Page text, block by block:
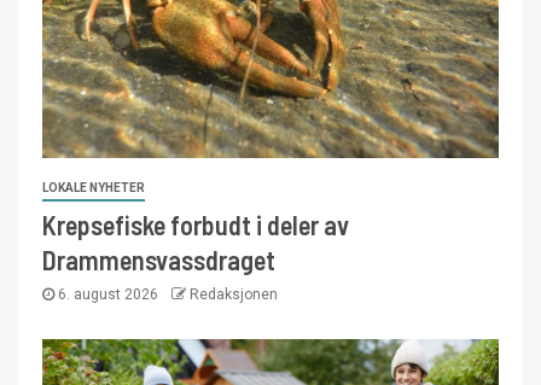
LOKALE NYHETER
Krepsefiske forbudt i deler av
Drammensvassdraget
6. august 2026 Redaksjonen